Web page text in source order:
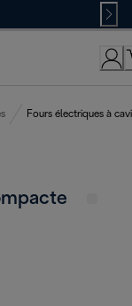
Fours électriques à